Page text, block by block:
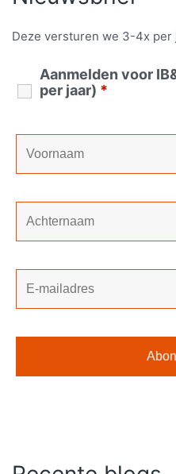
Deze versturen we 3-4x per
Aanmelden voor
per jaar) *